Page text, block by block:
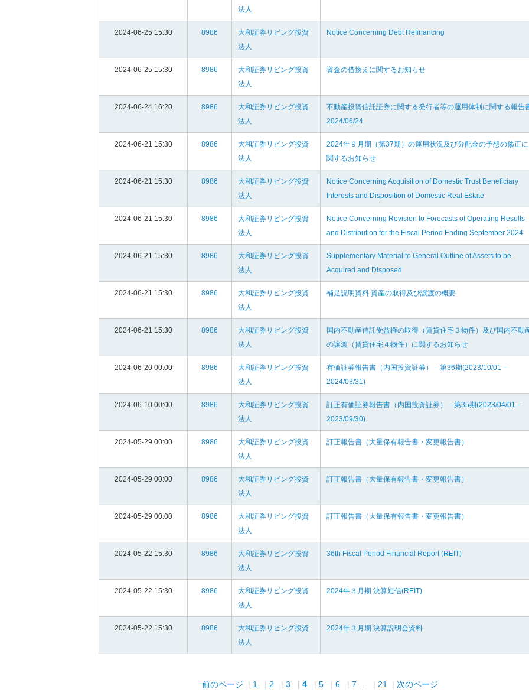
法人
2024-06-25 15:30 8986
大和証券リビング投資
法人
Notice Concerning Debt Refinancing
2024-06-25 15:30 8986
大和証券リビング投資
法人
資金の借換えに関するお知らせ
2024-06-24 16:20 8986
大和証券リビング投資
法人
不動産投資信託証券に関する発行者等の運用体制に関する報告
2024/06/24
2024-06-21 15:30 8986
大和証券リビング投資
法人
2024年９月期（第37期）の運用状況及び分配金の予想の修正に
関するお知らせ
2024-06-21 15:30 8986
大和証券リビング投資
法人
Notice Concerning Acquisition of Domestic Trust Beneficiary
Interests and Disposition of Domestic Real Estate
2024-06-21 15:30 8986
大和証券リビング投資
法人
Notice Concerning Revision to Forecasts of Operating Results
and Distribution for the Fiscal Period Ending September 2024
2024-06-21 15:30 8986
大和証券リビング投資
法人
Supplementary Material to General Outline of Assets to be
Acquired and Disposed
2024-06-21 15:30 8986
大和証券リビング投資
法人
補足説明資料 資産の取得及び譲渡の概要
2024-06-21 15:30 8986
大和証券リビング投資
法人
国内不動産信託受益権の取得（賃貸住宅３物件）及び国内不動
の譲渡（賃貸住宅４物件）に関するお知らせ
2024-06-20 00:00 8986
大和証券リビング投資
法人
有価証券報告書（内国投資証券）－第36期(2023/10/01－
2024/03/31)
2024-06-10 00:00 8986
大和証券リビング投資
法人
訂正有価証券報告書（内国投資証券）－第35期(2023/04/01－
2023/09/30)
2024-05-29 00:00 8986
大和証券リビング投資
法人
訂正報告書（大量保有報告書・変更報告書）
2024-05-29 00:00 8986
大和証券リビング投資
法人
訂正報告書（大量保有報告書・変更報告書）
2024-05-29 00:00 8986
大和証券リビング投資
法人
訂正報告書（大量保有報告書・変更報告書）
2024-05-22 15:30 8986
大和証券リビング投資
法人
36th Fiscal Period Financial Report (REIT)
2024-05-22 15:30 8986
大和証券リビング投資
法人
2024年３月期 決算短信(REIT)
2024-05-22 15:30 8986
大和証券リビング投資
法人
2024年３月期 決算説明会資料
前のページ 1 2 3 4 5 6 7 21 次のページ